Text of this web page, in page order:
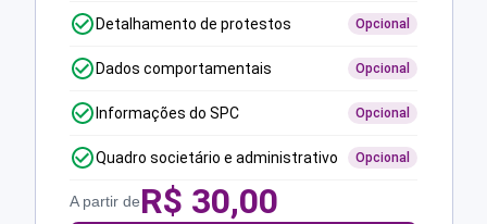
Detalhamento de protestos Opcional
Dados comportamentais Opcional
Informações do SPC Opcional
Quadro societário e administrativo Opcional
A partir deR$ 30,00